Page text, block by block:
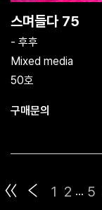
스며들다 75
- 후후
Mixed media
50호
구매문의
1 2 ... 5